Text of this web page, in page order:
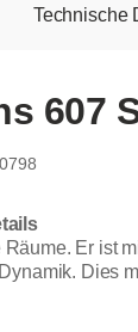
Technische
607
Er ist
Dies